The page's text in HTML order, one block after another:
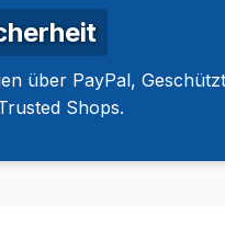
über PayPal, Geschützt
Shops.